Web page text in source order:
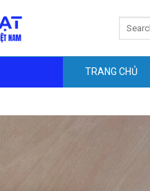
TRANG CHỦ